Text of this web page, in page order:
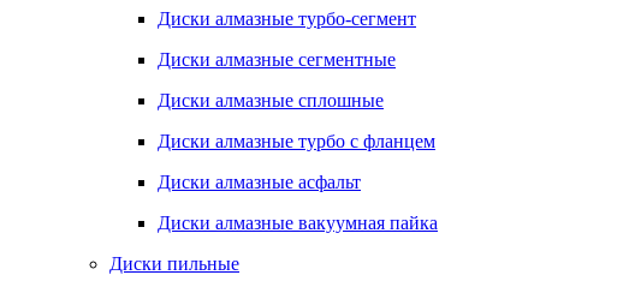
Диски алмазные турбо-сегмент
Диски алмазные сегментные
Диски алмазные сплошные
Диски алмазные турбо с фланцем
Диски алмазные асфальт
Диски алмазные вакуумная пайка
Диски пильные